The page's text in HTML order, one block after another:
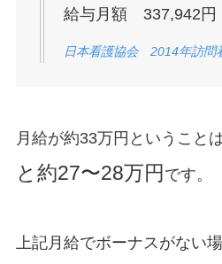
給与月額 337,942円
日本看護協会 2014年訪
月給が約33万円ということは
と約27〜28万円 です。
上記月給でボーナスがない